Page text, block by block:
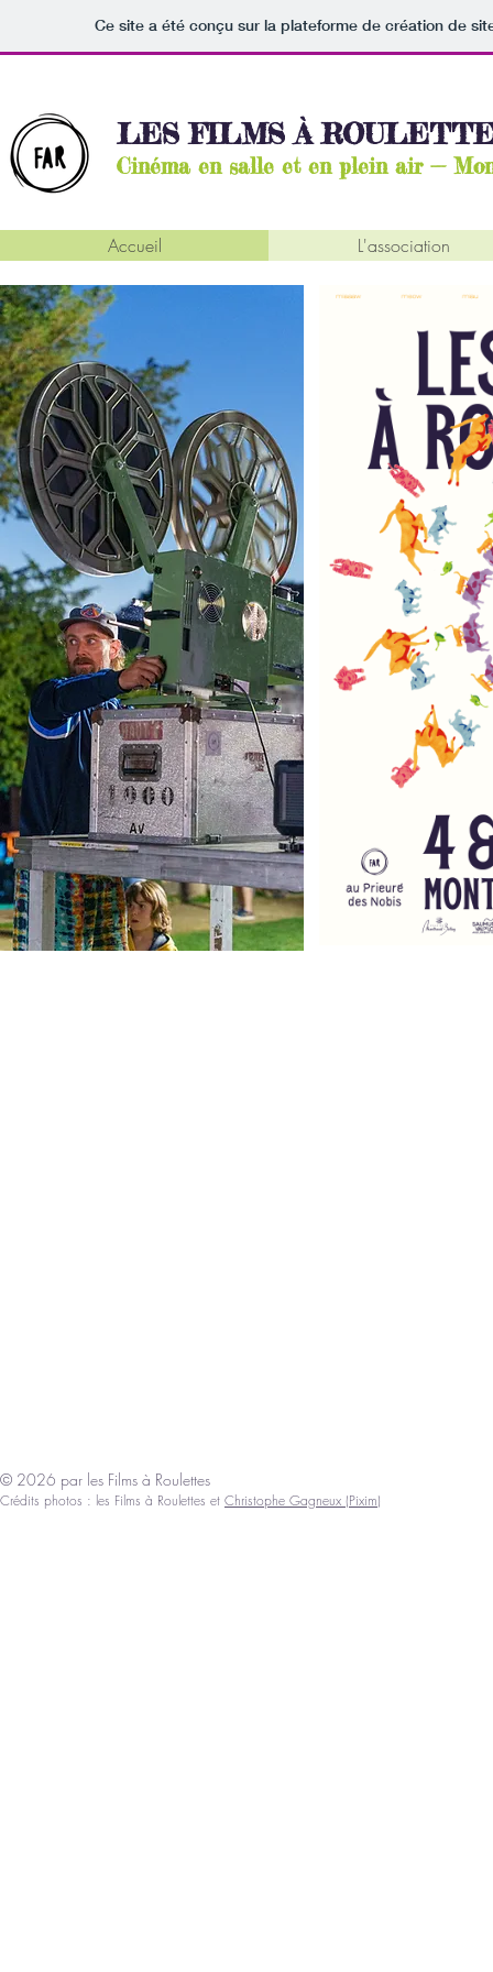
Ce site a été conçu sur la plateforme de création de
LES FILMS À
Cinéma en salle et en plein air —
Accueil L'association
© 2026 par les Films à Roulettes
Crédits photos : les Films à Roulettes et Christophe Gagneux (Pixim)